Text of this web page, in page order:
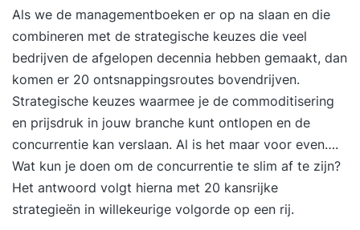
ontwikkelingen van AI. Door middel van
praktijkcases, demo’s en interactieve opdrachten
ervaar je hoe AI organisaties verandert en hoe je
AI verantwoord kunt toepassen binnen jouw
eigen werkcontext. Trainingsvorm De training
wordt verzorgd als een interactieve praktijkdag
met een ervaren AI-trainer.Je werkt in kleine
groepen aan realistische cases waarin AI-
toepassingen, data-vraagstukken en ethische
dilemma’s centraal staan. De training combineert:
Als we de managementboeken er op na slaan en die
combineren met de strategische keuzes die veel
bedrijven de afgelopen decennia hebben gemaakt, dan
komen er 20 ontsnappingsroutes bovendrijven.
Strategische keuzes waarmee je de commoditisering
en prijsdruk in jouw branche kunt ontlopen en de
concurrentie kan verslaan. Al is het maar voor even….
Wat kun je doen om de concurrentie te slim af te zijn?
Het antwoord volgt hierna met 20 kansrijke
strategieën in willekeurige volgorde op een rij.